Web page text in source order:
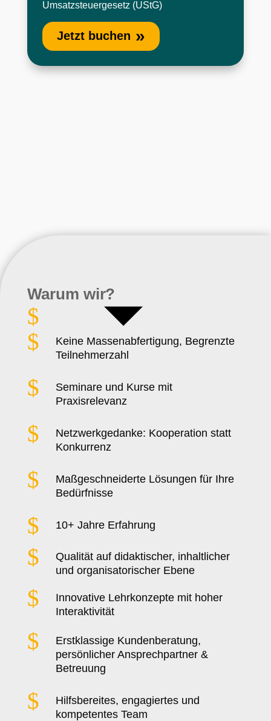
Umsatzsteuergesetz (UStG)
Jetzt buchen
Warum wir?
$
$
Keine Massenabfertigung, Begrenzte
Teilnehmerzahl
$
Seminare und Kurse mit
Praxisrelevanz
$
Netzwerkgedanke: Kooperation statt
Konkurrenz
$
Maßgeschneiderte Lösungen für Ihre
Bedürfnisse
$ 10+ Jahre Erfahrung
$
Qualität auf didaktischer, inhaltlicher
und organisatorischer Ebene
$
Innovative Lehrkonzepte mit hoher
Interaktivität
$
Erstklassige Kundenberatung,
persönlicher Ansprechpartner &
Betreuung
$
Hilfsbereites, engagiertes und
kompetentes Team